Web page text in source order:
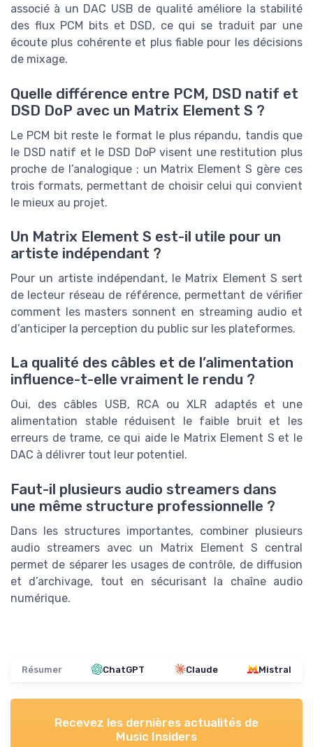
associé à un DAC USB de qualité améliore la stabilité
des flux PCM bits et DSD, ce qui se traduit par une
écoute plus cohérente et plus fiable pour les décisions
de mixage.
Quelle différence entre PCM, DSD natif et
DSD DoP avec un Matrix Element S ?
Le PCM bit reste le format le plus répandu, tandis que
le DSD natif et le DSD DoP visent une restitution plus
proche de l’analogique ; un Matrix Element S gère ces
trois formats, permettant de choisir celui qui convient
le mieux au projet.
Un Matrix Element S est-il utile pour un
artiste indépendant ?
Pour un artiste indépendant, le Matrix Element S sert
de lecteur réseau de référence, permettant de vérifier
comment les masters sonnent en streaming audio et
d’anticiper la perception du public sur les plateformes.
La qualité des câbles et de l’alimentation
influence-t-elle vraiment le rendu ?
Oui, des câbles USB, RCA ou XLR adaptés et une
alimentation stable réduisent le faible bruit et les
erreurs de trame, ce qui aide le Matrix Element S et le
DAC à délivrer tout leur potentiel.
Faut-il plusieurs audio streamers dans
une même structure professionnelle ?
Dans les structures importantes, combiner plusieurs
audio streamers avec un Matrix Element S central
permet de séparer les usages de contrôle, de diffusion
et d’archivage, tout en sécurisant la chaîne audio
numérique.
Résumer ChatGPT Claude Mistral
Recevez les dernières actualités de
Music Insiders